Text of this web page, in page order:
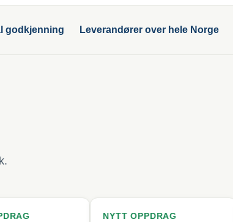
godkjenning Leverandører over hele Norge
NYTT OPPDRAG NYTT